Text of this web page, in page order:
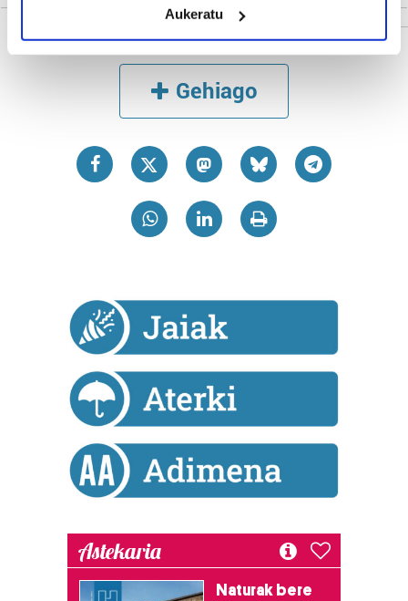
Identify your device by actively scanning it for
specific characteristics (fingerprinting)
Find out more about how your personal data is processed
and set your preferences in thedetails section
prozesatzen ditugu, zure IP zenbakia, besteak beste,
teknologia erabiliz, cookieak adibidez, iragarki eta eduki
neurtzeko, jendeari buruzko informazioa biltzeko eta
produktuak garatzeko. Zure datuak nork eta zertarako
Bazkide batzuek ez dizute baimenik eskatzen, eta beren
interes komertzial legitimoetan babesten dira. Ikusi gure
bazkideen zerrenda, beren ustez zein helburutarako
duten interes legitimoa eta horren aurka nola egin
dezakezun ikusteko.
buruzko informazio gehiago eta ezarri zure lehentasunak
datuen atalean. Edozein unetan alda edo ken dezakezu
zure baimena Cookieen adierazpenean.
Webgune honek cookie propioak eta hirugarrenen cookie-
fitxategiak erabiltzen ditu. Zure esperientzia eta
zerbitzuak hobetzeko asmoz, cookie teknologiaz
Aukeratu
Gehiago
Astekaria
Naturak bere